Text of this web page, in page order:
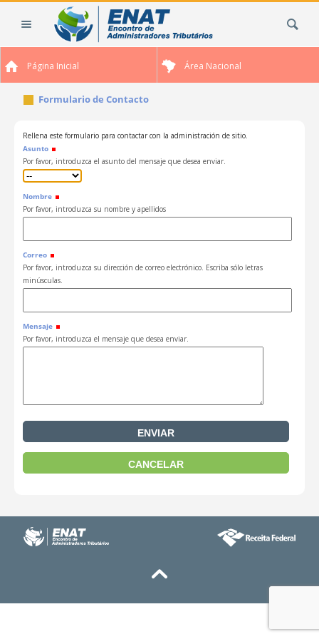
Página Inicial Área Nacional
Formulario de Contacto
Rellena este formulario para contactar con la administración de sitio.
Asunto
Por favor, introduzca el asunto del mensaje que desea enviar.
Nombre
Por favor, introduzca su nombre y apellidos
Correo
Por favor, introduzca su dirección de correo electrónico. Escriba sólo letras
minúsculas.
Mensaje
Por favor, introduzca el mensaje que desea enviar.